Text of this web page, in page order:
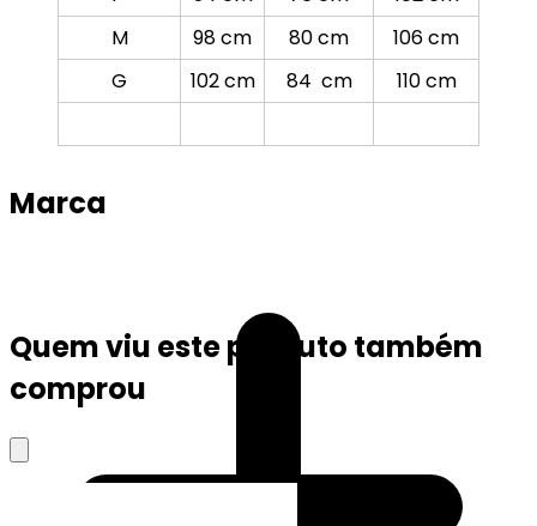
M
98 cm 80 cm
106 cm
G
102 cm 84 cm 110 cm
Marca
Quem viu este produto também
comprou